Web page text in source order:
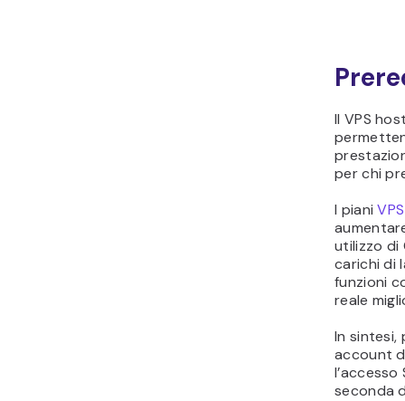
Il VPS
per chi
I piani
utilizzo di
carichi di
funzioni
reale
In sintesi,
account
seconda